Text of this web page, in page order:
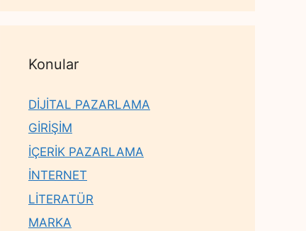
Konular
DİJİTAL PAZARLAMA
GİRİŞİM
İÇERİK PAZARLAMA
İNTERNET
LİTERATÜR
MARKA